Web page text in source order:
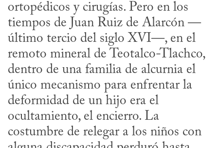
ortopédicos y cirugías. Pero en los
tiempos de Juan Ruiz de Alarcón —
último tercio del siglo XVI—, en el
remoto mineral de Teotalco-Tlachco,
dentro de una familia de alcurnia el
único mecanismo para enfrentar la
deformidad de un hijo era el
ocultamiento, el encierro. La
costumbre de relegar a los niños con